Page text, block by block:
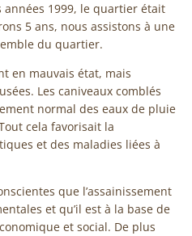
1999, le quartier était
5 ans, nous assistons à une
du quartier.
en mauvais état, mais
Les caniveaux comblés
normal des eaux de pluie
cela favorisait la
et des maladies liées à
que l’assainissement
et qu’il est à la base de
et social. De plus